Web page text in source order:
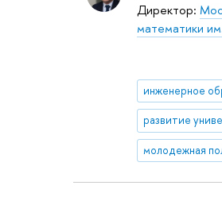
Директор:
математики
инженерное
развитие
молодежная